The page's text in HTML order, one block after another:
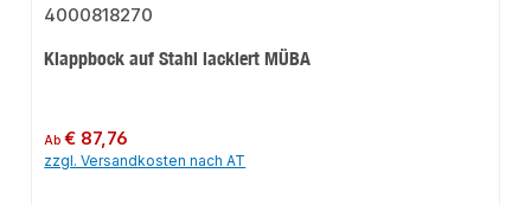
Klappbock auf Stahl lackiert MÜBA
Regulärer Preis:
Ab€ 87,76
zzgl. Versandkosten nach AT